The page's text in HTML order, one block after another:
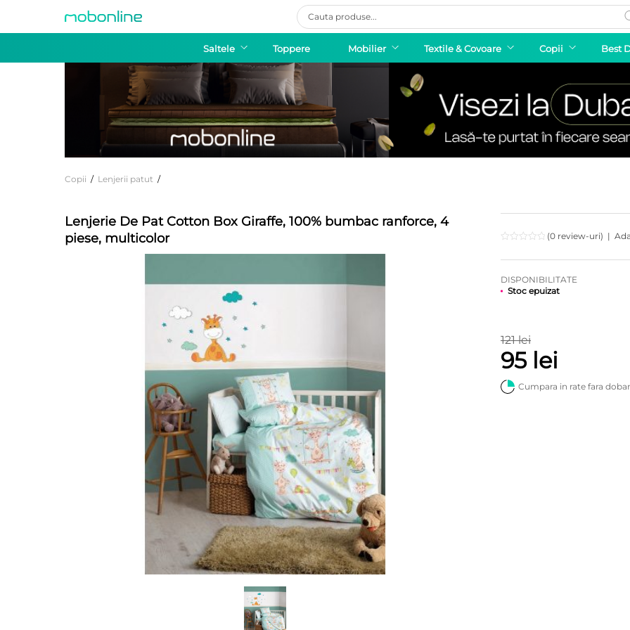
Products
search
Saltele Toppere Mobilier Textile & Covoare Copii Best
Copii / Lenjerii patut /
Lenjerie De Pat Cotton Box Giraffe, 100% bumbac ranforce, 4
piese, multicolor
(0 review-uri) |
DISPONIBILITATE
Stoc epuizat
121 lei
95 lei
Cumpara in rate fara